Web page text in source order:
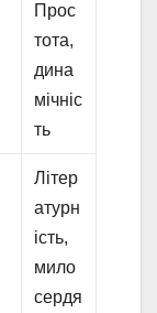
Прос
тота,
дина
мічніс
ть
Літер
атурн
ість,
мило
сердя